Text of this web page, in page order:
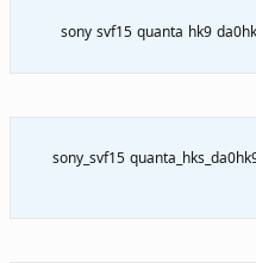
sony svf15 quanta hk9
sony_svf15